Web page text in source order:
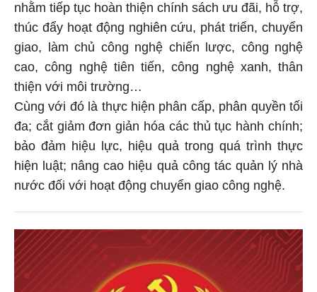
nhằm tiếp tục hoàn thiện chính sách ưu đãi, hỗ trợ,
thúc đẩy hoạt động nghiên cứu, phát triển, chuyển
giao, làm chủ công nghệ chiến lược, công nghệ
cao, công nghệ tiên tiến, công nghệ xanh, thân
thiện với môi trường…
Cùng với đó là thực hiện phân cấp, phân quyền tối
đa; cắt giảm đơn giản hóa các thủ tục hành chính;
bảo đảm hiệu lực, hiệu quả trong quá trình thực
hiện luật; nâng cao hiệu quả công tác quản lý nhà
nước đối với hoạt động chuyển giao công nghệ.